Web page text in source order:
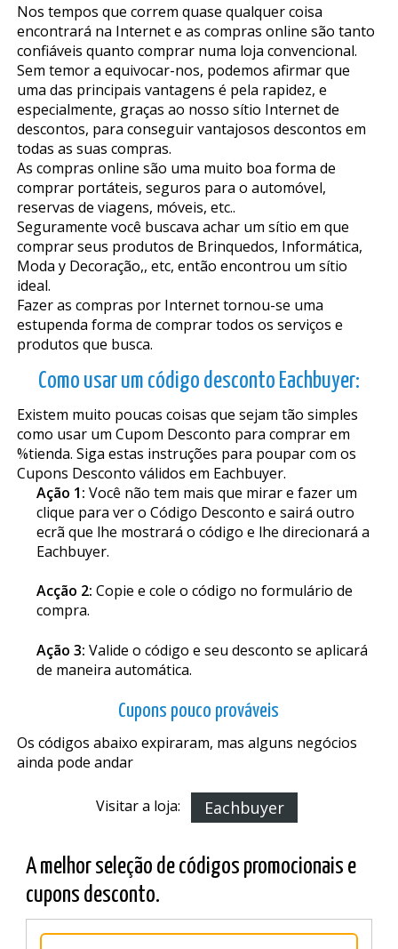
Nos tempos que correm quase qualquer coisa
encontrará na Internet e as compras online são tanto
confiáveis quanto comprar numa loja convencional.
Sem temor a equivocar-nos, podemos afirmar que
uma das principais vantagens é pela rapidez, e
especialmente, graças ao nosso sítio Internet de
descontos, para conseguir vantajosos descontos em
todas as suas compras.
As compras online são uma muito boa forma de
comprar portáteis, seguros para o automóvel,
reservas de viagens, móveis, etc..
Seguramente você buscava achar um sítio em que
comprar seus produtos de Brinquedos, Informática,
Moda y Decoração,, etc, então encontrou um sítio
ideal.
Fazer as compras por Internet tornou-se uma
estupenda forma de comprar todos os serviços e
produtos que busca.
Como usar um código desconto Eachbuyer:
Existem muito poucas coisas que sejam tão simples
como usar um Cupom Desconto para comprar em
%tienda. Siga estas instruções para poupar com os
Cupons Desconto válidos em Eachbuyer.
Ação 1: Você não tem mais que mirar e fazer um
clique para ver o Código Desconto e sairá outro
ecrã que lhe mostrará o código e lhe direcionará a
Eachbuyer.
Acção 2: Copie e cole o código no formulário de
compra.
Ação 3: Valide o código e seu desconto se aplicará
de maneira automática.
Cupons pouco prováveis
Os códigos abaixo expiraram, mas alguns negócios
ainda pode andar
Visitar a loja: Eachbuyer
A melhor seleção de códigos promocionais e
cupons desconto.